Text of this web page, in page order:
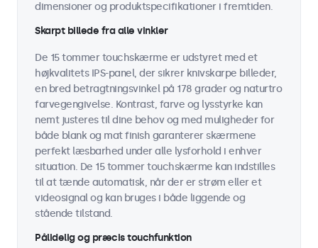
dimensioner og produktspecifikationer i fremtiden.
Skarpt billede fra alle vinkler
De 15 tommer touchskærme er udstyret med et
højkvalitets IPS-panel, der sikrer knivskarpe billeder,
en bred betragtningsvinkel på 178 grader og naturtro
farvegengivelse. Kontrast, farve og lysstyrke kan
nemt justeres til dine behov og med muligheder for
både blank og mat finish garanterer skærmene
perfekt læsbarhed under alle lysforhold i enhver
situation. De 15 tommer touchskærme kan indstilles
til at tænde automatisk, når der er strøm eller et
videosignal og kan bruges i både liggende og
stående tilstand.
Pålidelig og præcis touchfunktion